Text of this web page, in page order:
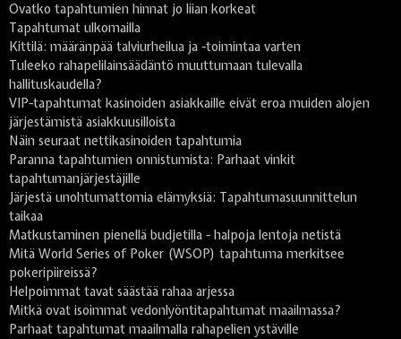
Ovatko tapahtumien hinnat jo liian korkeat
Tapahtumat ulkomailla
Kittilä: määränpää talviurheilua ja -toimintaa varten
Tuleeko rahapelilainsäädäntö muuttumaan tulevalla
hallituskaudella?
VIP-tapahtumat kasinoiden asiakkaille eivät eroa muiden alojen
järjestämistä asiakkuusilloista
Näin seuraat nettikasinoiden tapahtumia
Paranna tapahtumien onnistumista: Parhaat vinkit
tapahtumanjärjestäjille
Järjestä unohtumattomia elämyksiä: Tapahtumasuunnittelun
taikaa
Matkustaminen pienellä budjetilla - halpoja lentoja netistä
Mitä World Series of Poker (WSOP) tapahtuma merkitsee
pokeripiireissä?
Helpoimmat tavat säästää rahaa arjessa
Mitkä ovat isoimmat vedonlyöntitapahtumat maailmassa?
Parhaat tapahtumat maailmalla rahapelien ystäville